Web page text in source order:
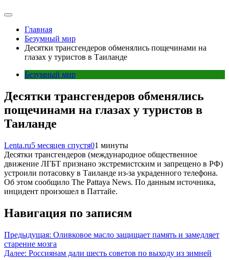
Главная
Безумный мир
Десятки трансгендеров обменялись пощечинами на
глазах у туристов в Таиланде
Безумный мир
Десятки трансгендеров обменялись
пощечинами на глазах у туристов в
Таиланде
Lenta.ru5 месяцев спустя01 минуты
Десятки трансгендеров (международное общественное
движение ЛГБТ признано экстремистским и запрещено в РФ)
устроили потасовку в Таиланде из-за украденного телефона.
Об этом сообщило The Pattaya News. По данным источника,
инцидент произошел в Паттайе.
Навигация по записям
Предыдущая: Оливковое масло защищает память и замедляет
старение мозга
Далее: Россиянам дали шесть советов по выходу из зимней